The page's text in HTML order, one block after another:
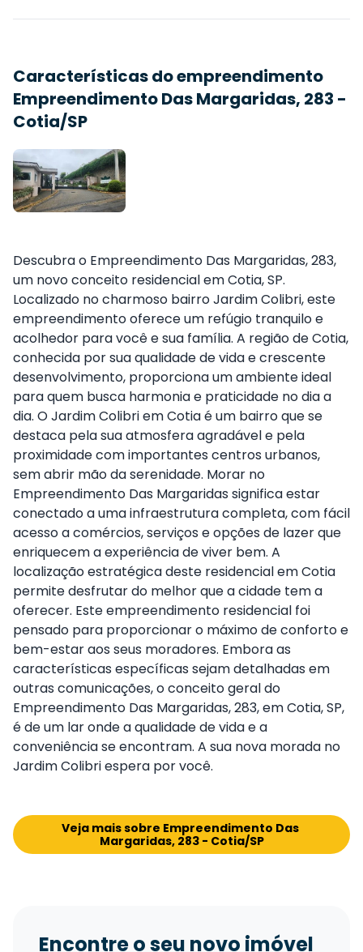
Características do empreendimento
Empreendimento Das Margaridas, 283 -
Cotia/SP
Descubra o Empreendimento Das Margaridas, 283,
um novo conceito residencial em Cotia, SP.
Localizado no charmoso bairro Jardim Colibri, este
empreendimento oferece um refúgio tranquilo e
acolhedor para você e sua família. A região de Cotia,
conhecida por sua qualidade de vida e crescente
desenvolvimento, proporciona um ambiente ideal
para quem busca harmonia e praticidade no dia a
dia. O Jardim Colibri em Cotia é um bairro que se
destaca pela sua atmosfera agradável e pela
proximidade com importantes centros urbanos,
sem abrir mão da serenidade. Morar no
Empreendimento Das Margaridas significa estar
conectado a uma infraestrutura completa, com fácil
acesso a comércios, serviços e opções de lazer que
enriquecem a experiência de viver bem. A
localização estratégica deste residencial em Cotia
permite desfrutar do melhor que a cidade tem a
oferecer. Este empreendimento residencial foi
pensado para proporcionar o máximo de conforto e
bem-estar aos seus moradores. Embora as
características específicas sejam detalhadas em
outras comunicações, o conceito geral do
Empreendimento Das Margaridas, 283, em Cotia, SP,
é de um lar onde a qualidade de vida e a
conveniência se encontram. A sua nova morada no
Jardim Colibri espera por você.
Veja mais sobre Empreendimento Das
Margaridas, 283 - Cotia/SP
Encontre o seu novo imóvel